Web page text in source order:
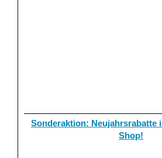
Sonderaktion: Neujahrsrabatte
Shop!